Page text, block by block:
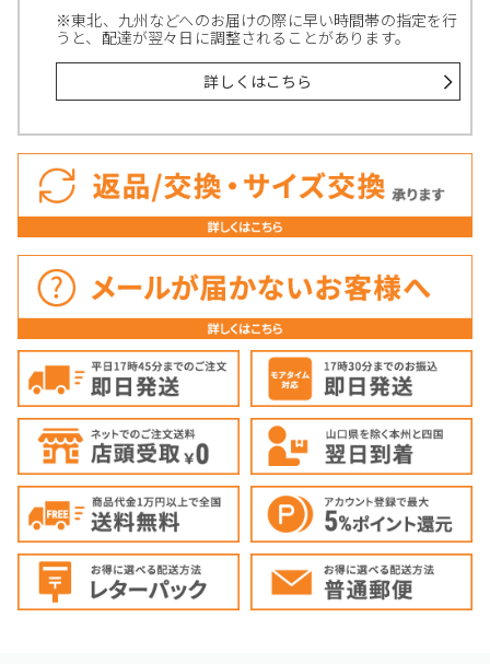
※東北、九州などへのお届けの際に早い時間帯の指定を行
うと、配達が翌々日に調整されることがあります。
詳しくはこちら